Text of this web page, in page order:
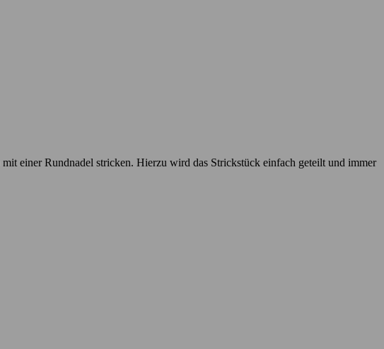
einer Rundnadel stricken. Hierzu wird das Strickstück einfach geteilt und immer